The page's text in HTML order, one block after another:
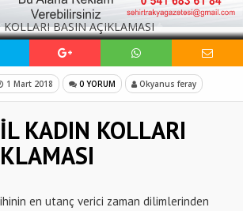
HİÇBİR HEMŞERİMİZİ YALNIZ
Teşkilatında Yeni Dönem Başladı:
Üreticiyi Yalnız Bırakmadı
BEREKETİ, GÖNÜLLERDE DAYANIŞMAYI
MEDYADA PAYLAŞ
1 Mart 2018 0 YORUM Okyanus feray
KADIN KOLLARI
en utanç verici zaman dilimlerinden